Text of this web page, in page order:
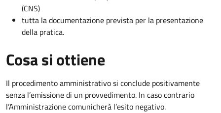
(CNS)
tutta la documentazione prevista per la presentazione
della pratica.
Cosa si ottiene
Il procedimento amministrativo si conclude positivamente
senza l’emissione di un provvedimento. In caso contrario
l’Amministrazione comunicherà l’esito negativo.